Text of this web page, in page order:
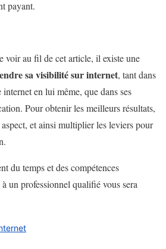
payant.
voir au fil de cet article, il existe une
sa visibilité sur internet, tant dans
en lui même, que dans ses
Pour obtenir les meilleurs résultats,
et ainsi multiplier les leviers pour
du temps et des compétences
un professionnel qualifié vous sera